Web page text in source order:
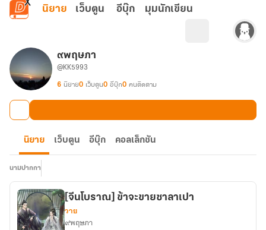
ข้ามไปยังเนื้อหาหลัก
นิยาย เว็บตูน อีบุ๊ก มุมนักเขียน
๙พฤษภา
@KK5993
6 นิยาย0 เว็บตูน0 อีบุ๊ก0 คนติดตาม
นิยาย เว็บตูน อีบุ๊ก คอลเล็กชัน
นามปากกา
[จีนโบราณ] ข้าจะขายซาลาเปา
วาย
๙พฤษภา